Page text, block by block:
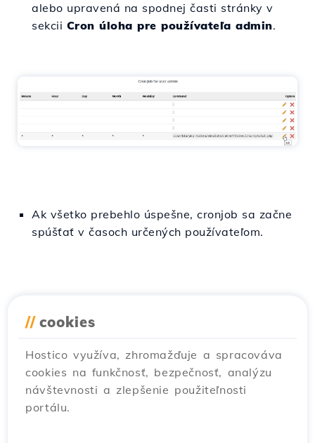
alebo upravená na spodnej časti stránky v
sekcii Cron úloha pre používateľa admin.
Ak všetko prebehlo úspešne, cronjob sa začne
spúšťať v časoch určených používateľom.
// cookies
Hostico využíva, zhromažďuje a spracováva
cookies na funkčnosť, bezpečnosť, analýzu
návštevnosti a zlepšenie použiteľnosti
portálu.